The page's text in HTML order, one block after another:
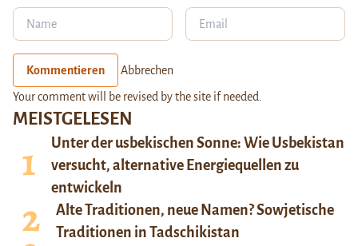
MEISTGELESEN
Unter der usbekischen Sonne: Wie Usbekistan
versucht, alternative Energiequellen zu
entwickeln
Alte Traditionen, neue Namen? Sowjetische
Traditionen in Tadschikistan
Kommentieren Abbrechen
Your comment will be revised by the site if needed.